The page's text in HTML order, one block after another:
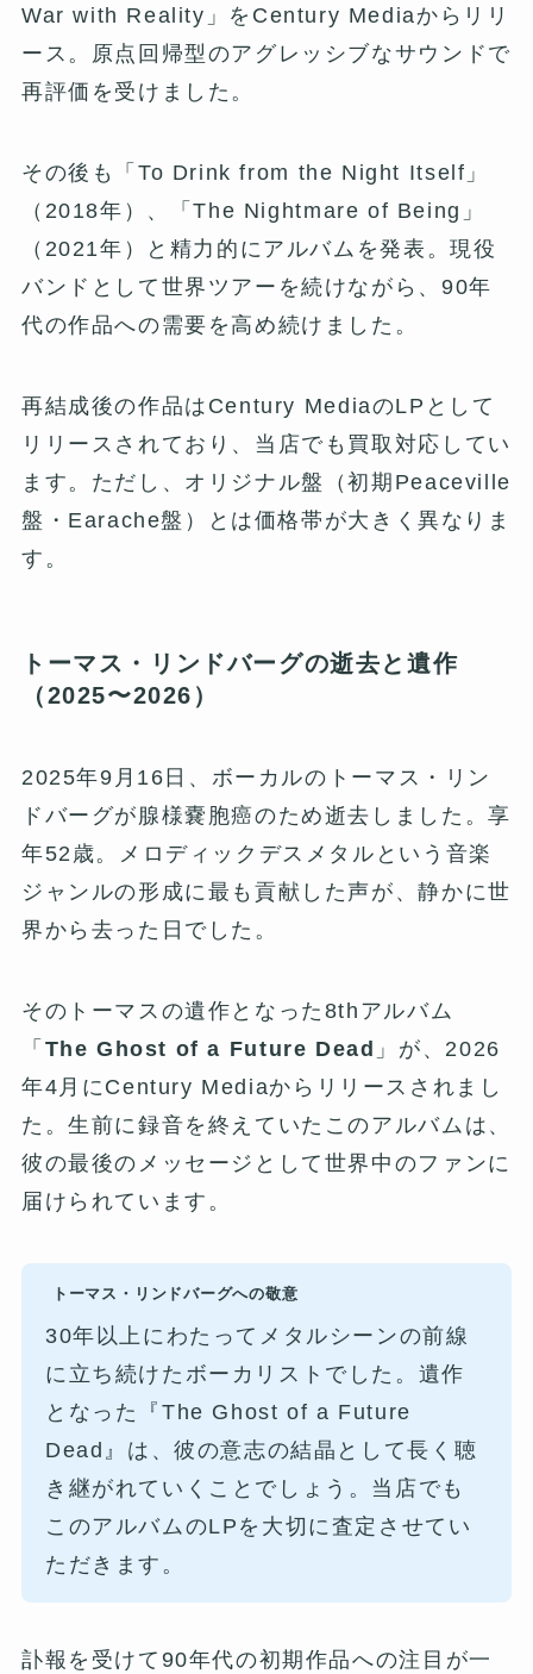
War with Reality」をCentury Mediaからリリ
ース。原点回帰型のアグレッシブなサウンドで
再評価を受けました。
その後も「To Drink from the Night Itself」
（2018年）、「The Nightmare of Being」
（2021年）と精力的にアルバムを発表。現役
バンドとして世界ツアーを続けながら、90年
代の作品への需要を高め続けました。
再結成後の作品はCentury MediaのLPとして
リリースされており、当店でも買取対応してい
ます。ただし、オリジナル盤（初期Peaceville
盤・Earache盤）とは価格帯が大きく異なりま
す。
トーマス・リンドバーグの逝去と遺作
（2025〜2026）
2025年9月16日、ボーカルのトーマス・リン
ドバーグが腺様嚢胞癌のため逝去しました。享
年52歳。メロディックデスメタルという音楽
ジャンルの形成に最も貢献した声が、静かに世
界から去った日でした。
そのトーマスの遺作となった8thアルバム
「 The Ghost of a Future Dead 」が、2026
年4月にCentury Mediaからリリースされまし
た。生前に録音を終えていたこのアルバムは、
彼の最後のメッセージとして世界中のファンに
届けられています。
トーマス・リンドバーグへの敬意
30年以上にわたってメタルシーンの前線
に立ち続けたボーカリストでした。遺作
となった『The Ghost of a Future
Dead』は、彼の意志の結晶として長く聴
き継がれていくことでしょう。当店でも
このアルバムのLPを大切に査定させてい
ただきます。
訃報を受けて90年代の初期作品への注目が一